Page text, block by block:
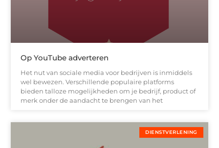
Op YouTube adverteren
Het nut van sociale media voor bedrijven is inmiddels
wel bewezen. Verschillende populaire platforms
bieden talloze mogelijkheden om je bedrijf, product of
merk onder de aandacht te brengen van het
DIENSTVERLENING